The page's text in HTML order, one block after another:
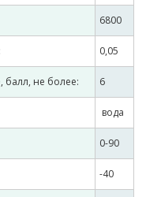
6800
0,05
балл, не более: 6
вода
0-90
-40